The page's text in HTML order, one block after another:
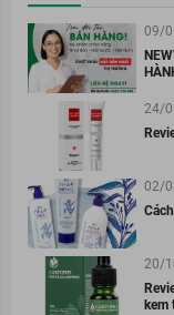
09/
24/
02/
20/
kem